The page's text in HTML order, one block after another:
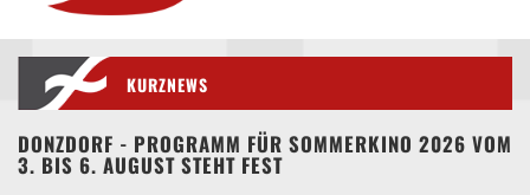
KURZNEWS
DONZDORF - PROGRAMM FÜR SOMMERKINO 2026 VOM
3. BIS 6. AUGUST STEHT FEST